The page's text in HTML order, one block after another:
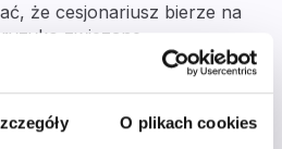
O plikach cookies
że cesjonariusz bierze na
związane
niewypłacalność
czynniki, które
pewnych kosztów.